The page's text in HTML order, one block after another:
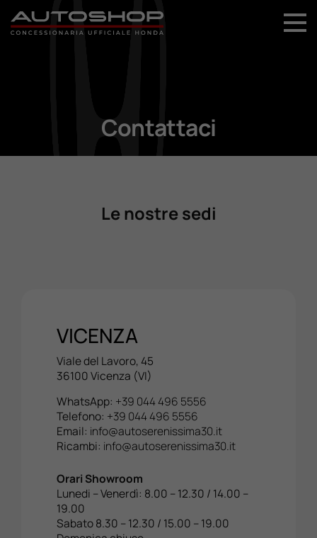
+39 044 496 5556
Usato
Valuta Il Tuo Usato
Lavora Con Noi
Contattaci
Contattaci
Le nostre sedi
VICENZA
Viale del Lavoro, 45
36100 Vicenza (VI)
WhatsApp: +39 044 496 5556
Telefono: +39 044 496 5556
Email: info@autoserenissima30.it
Ricambi: info@autoserenissima30.it
Orari Showroom
Lunedi – Venerdì: 8.00 – 12.30 / 14.00 –
19.00
Sabato 8.30 – 12.30 / 15.00 – 19.00